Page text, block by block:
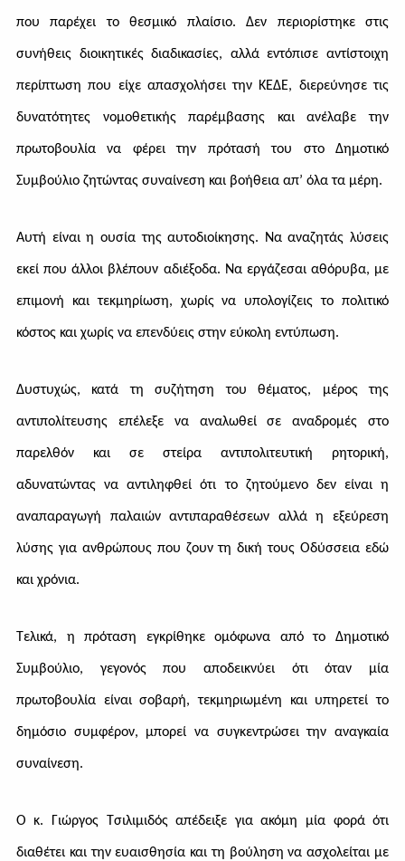
που παρέχει το θεσμικό πλαίσιο. Δεν περιορίστηκε στις
συνήθεις διοικητικές διαδικασίες, αλλά εντόπισε αντίστοιχη
περίπτωση που είχε απασχολήσει την ΚΕΔΕ, διερεύνησε τις
δυνατότητες νομοθετικής παρέμβασης και ανέλαβε την
πρωτοβουλία να φέρει την πρότασή του στο Δημοτικό
Συμβούλιο ζητώντας συναίνεση και βοήθεια απ’ όλα τα μέρη.
Αυτή είναι η ουσία της αυτοδιοίκησης. Να αναζητάς λύσεις
εκεί που άλλοι βλέπουν αδιέξοδα. Να εργάζεσαι αθόρυβα, με
επιμονή και τεκμηρίωση, χωρίς να υπολογίζεις το πολιτικό
κόστος και χωρίς να επενδύεις στην εύκολη εντύπωση.
Δυστυχώς, κατά τη συζήτηση του θέματος, μέρος της
αντιπολίτευσης επέλεξε να αναλωθεί σε αναδρομές στο
παρελθόν και σε στείρα αντιπολιτευτική ρητορική,
αδυνατώντας να αντιληφθεί ότι το ζητούμενο δεν είναι η
αναπαραγωγή παλαιών αντιπαραθέσεων αλλά η εξεύρεση
λύσης για ανθρώπους που ζουν τη δική τους Οδύσσεια εδώ
και χρόνια.
Τελικά, η πρόταση εγκρίθηκε ομόφωνα από το Δημοτικό
Συμβούλιο, γεγονός που αποδεικνύει ότι όταν μία
πρωτοβουλία είναι σοβαρή, τεκμηριωμένη και υπηρετεί το
δημόσιο συμφέρον, μπορεί να συγκεντρώσει την αναγκαία
συναίνεση.
Ο κ. Γιώργος Τσιλιμιδός απέδειξε για ακόμη μία φορά ότι
διαθέτει και την ευαισθησία και τη βούληση να ασχολείται με